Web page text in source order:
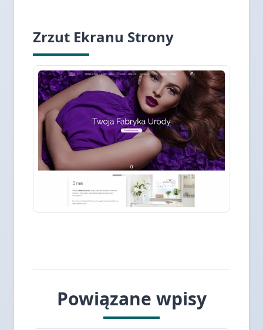
Zrzut Ekranu Strony
Powiązane wpisy